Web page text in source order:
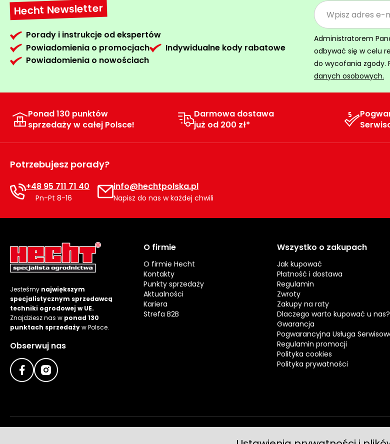
Hecht Newsletter
Porady i instrukcje od ekspertów
Powiadomienia o promocjach
Indywidualne kody rabatowe
Powiadomienia o nowościach
Administratorem
odbywać się w celu
do wycofania zgody.
danych osobowych.
Ponad 130 punktów
sprzedaży w całej Polsce!
Darmowa dostawa
już od 200 zł*
Potrzebujesz porady?
+48 95 711 71 40
Pn-Pt 8-16
info@hechtpolska.pl
Napisz do nas w każdej chwili
Jesteśmy największym
specjalistycznym sprzedawcą
techniki ogrodowej w UE.
Znajdziesz nas w ponad 130
punktach sprzedażyw Polsce.
Obserwuj nas
O firmie
O firmie Hecht
Kontakty
Punkty sprzedaży
Aktualności
Kariera
Strefa B2B
Wszystko o zakupach
Jak kupować
Płatność i dostawa
Regulamin
Zwroty
Zakupy na raty
Dlaczego warto kupować u nas?
Gwarancja
Pogwarancyjna Usługa
Regulamin promocji
Polityka cookies
Polityka prywatności